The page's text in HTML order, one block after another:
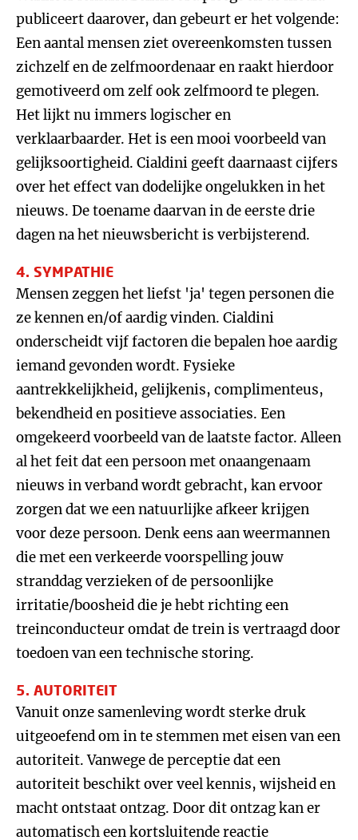
publiceert daarover, dan gebeurt er het volgende:
Een aantal mensen ziet overeenkomsten tussen
zichzelf en de zelfmoordenaar en raakt hierdoor
gemotiveerd om zelf ook zelfmoord te plegen.
Het lijkt nu immers logischer en
verklaarbaarder. Het is een mooi voorbeeld van
gelijksoortigheid. Cialdini geeft daarnaast cijfers
over het effect van dodelijke ongelukken in het
nieuws. De toename daarvan in de eerste drie
dagen na het nieuwsbericht is verbijsterend.
4. SYMPATHIE
Mensen zeggen het liefst 'ja' tegen personen die
ze kennen en/of aardig vinden. Cialdini
onderscheidt vijf factoren die bepalen hoe aardig
iemand gevonden wordt. Fysieke
aantrekkelijkheid, gelijkenis, complimenteus,
bekendheid en positieve associaties. Een
omgekeerd voorbeeld van de laatste factor. Alleen
al het feit dat een persoon met onaangenaam
nieuws in verband wordt gebracht, kan ervoor
zorgen dat we een natuurlijke afkeer krijgen
voor deze persoon. Denk eens aan weermannen
die met een verkeerde voorspelling jouw
stranddag verzieken of de persoonlijke
irritatie/boosheid die je hebt richting een
treinconducteur omdat de trein is vertraagd door
toedoen van een technische storing.
5. AUTORITEIT
Vanuit onze samenleving wordt sterke druk
uitgeoefend om in te stemmen met eisen van een
autoriteit. Vanwege de perceptie dat een
autoriteit beschikt over veel kennis, wijsheid en
macht ontstaat ontzag. Door dit ontzag kan er
automatisch een kortsluitende reactie